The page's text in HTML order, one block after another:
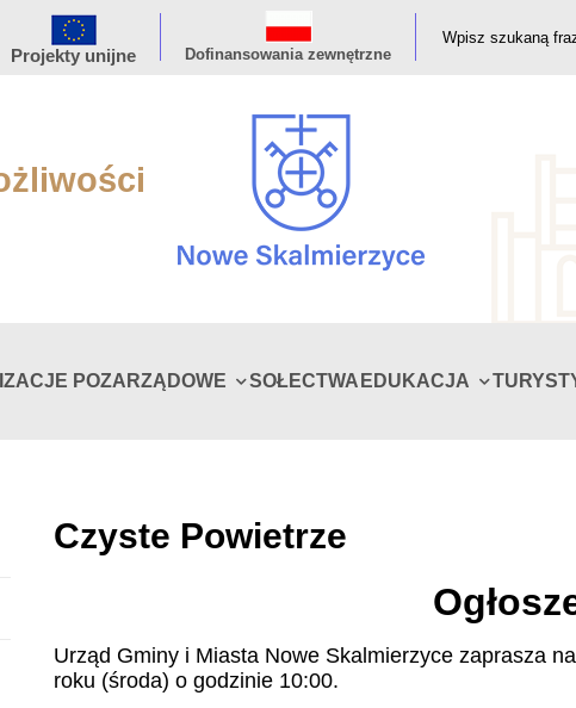
Projekty unijne
Dofinansowania zewnętrzne
POZARZĄDOWE SOŁECTWA EDUKACJA
Czyste Powietrze
Urząd Gminy i Miasta Nowe Skalmierzyce zaprasza
roku (środa) o godzinie 10:00.